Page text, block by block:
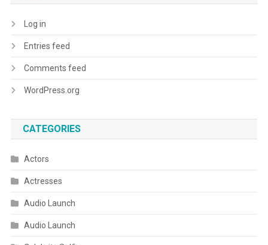
Log in
Entries feed
Comments feed
WordPress.org
CATEGORIES
Actors
Actresses
Audio Launch
Audio Launch